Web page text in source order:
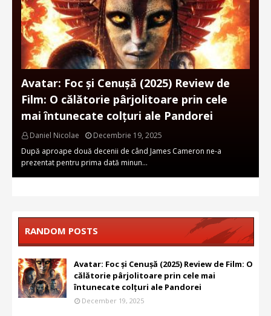
Avatar: Foc și Cenușă (2025) Review de
Film: O călătorie pârjolitoare prin cele
mai întunecate colțuri ale Pandorei
Daniel Nicolae
Decembrie 19, 2025
După aproape două decenii de când James Cameron ne-a
prezentat pentru prima dată minun…
RANDOM POSTS
Avatar: Foc și Cenușă (2025) Review de Film: O
călătorie pârjolitoare prin cele mai
întunecate colțuri ale Pandorei
December 19, 2025